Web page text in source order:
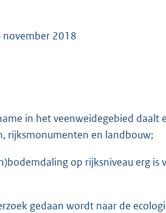
november 2018
in het veenweidegebied
rijksmonumenten en landbouw;
op rijksniveau erg is
gedaan wordt naar de